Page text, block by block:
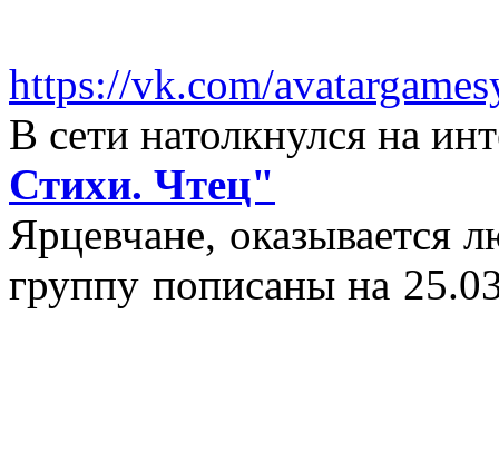
https://vk.com/
В сети натолкнулся на
Стихи. Чтец"
Ярцевчане,
группу пописаны на